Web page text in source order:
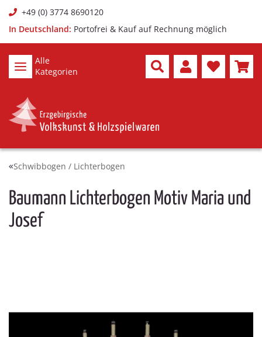
+49 (0) 3774 8690120
In Deutschland: Portofrei & Kauf auf Rechnung möglich
Alle
Kategorien
Schwibbogen / Lichterbogen
Baumann Lichterbogen Motiv Maria und
Josef